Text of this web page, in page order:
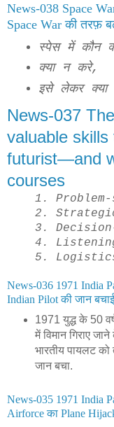
News-038 Space
Space War की तरफ़
स्पेस में कौन
क्या न करे,
इसे लेकर क्या
News-037
valuable
futurist—and
courses
1.
2.
3.
4.
5.
News-036 1971 India
Indian Pilot की जान बचाई
1971 युद्ध के 50
में विमान गिराए
भारतीय पायलट
जान बचा.
News-035 1971 India
Airforce का Plane